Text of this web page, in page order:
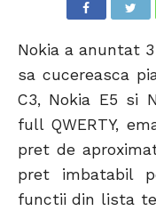
Nokia a anuntat
sa cucereasca
C3, Nokia E5 si
full QWERTY,
pret de
pret imbatabil
functii din lista